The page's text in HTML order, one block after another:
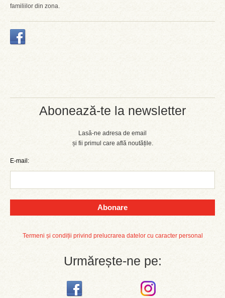
Abonează-te la newsletter
Lasă-ne adresa de email
și fii primul care află noutățile.
E-mail:
Abonare
Termeni și condiții privind prelucrarea datelor cu caracter personal
Urmărește-ne pe:
familiilor din zona.